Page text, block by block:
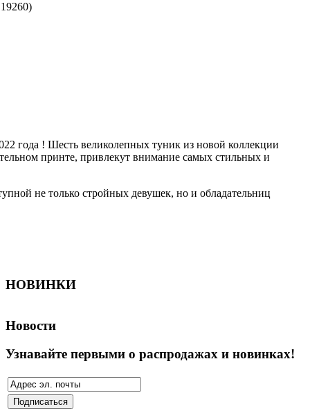
19260)
года ! Шесть великолепных туник из новой коллекции
принте, привлекут внимание самых стильных и
не только стройных девушек, но и обладательниц
НОВИНКИ
Новости
Узнавайте первыми о распродажах и новинках!